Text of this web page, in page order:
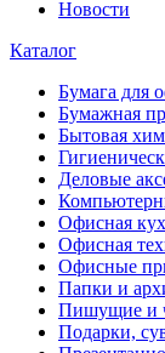
Новости
Каталог
Бумага для
Бумажная
Бытовая
Деловые
Офисная
Офисная
Офисные
Папки и
Пишущие и
Подарки,